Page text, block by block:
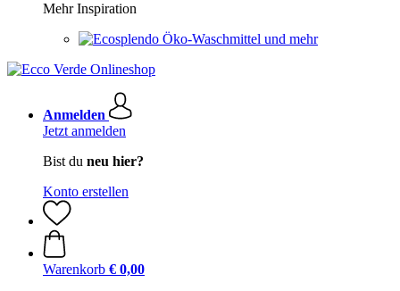
Mehr Inspiration
Öko-Waschmittel und mehr
Anmelden
Jetzt anmelden
Bist du neu hier?
Konto erstellen
Warenkorb € 0,00